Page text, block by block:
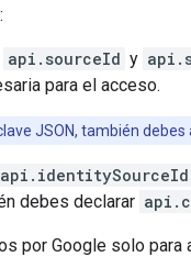
api.sourceId y
para el acceso.
JSON, también debes
api.identitySourceId
debes declarar
por Google solo